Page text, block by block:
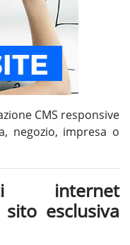
CMS responsive
negozio, impresa o
internet
esclusiva